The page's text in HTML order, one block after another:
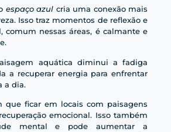
espaço azul cria uma conexão mais
Isso traz momentos de reflexão e
comum nessas áreas, é calmante e
aquática diminui a fadiga
a recuperar energia para enfrentar
a dia.
que ficar em locais com paisagens
emocional. Isso também
mental e pode aumentar a